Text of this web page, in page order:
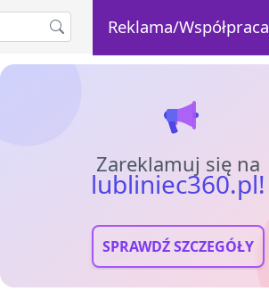
Reklama/Współpraca
Zareklamuj się na
lubliniec360.pl!
SPRAWDŹ SZCZEGÓŁY